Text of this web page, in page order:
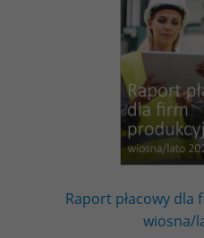
Raport płacowy
wiosna/